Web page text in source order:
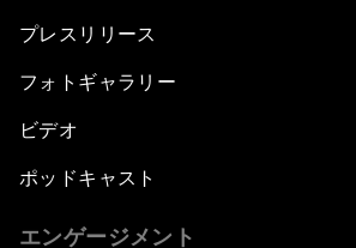
プレスリリース
フォトギャラリー
ビデオ
ポッドキャスト
エンゲージメント